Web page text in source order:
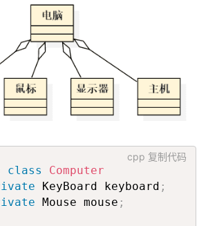
cpp 复制代码
class
Computer
KeyBoard keyboard ;
Mouse mouse ;